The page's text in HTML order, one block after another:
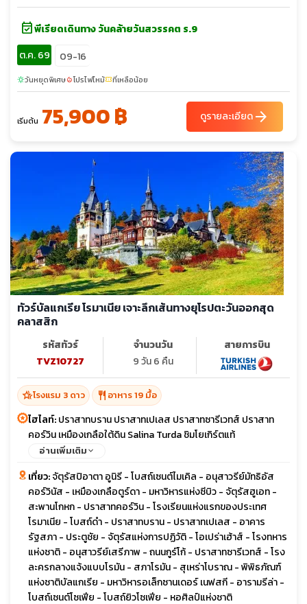
event_availableพีเรียดเดินทาง วันคล้ายวันสวรรคต ร.9
ต.ค. 69
09-16
sunnyวันหยุดพิเศษlocal_fire_departmentโปรไฟไหม้confirmation_numberที่เหลือน้อย
เริ่มต้น 75,900 ฿ ดูรายละเอียดarrow_forward
ทัวร์บัลแกเรีย โรมาเนีย เจาะลึกเส้นทางยุโรปตะวันออกสุด
คลาสสิก
รหัสทัวร์
TVZ10727
จำนวนวัน
9 วัน 6 คืน
สายการบิน
hotel_classโรงแรม 3 ดาว restaurant อาหาร 19 มื้อ
ไฮไลท์:ปราสาทบราน ปราสาทเปเลส ปราสาทซารีเวทส์ ปราสาท
คอร์วิน เหมืองเกลือใต้ดิน Salina Turda ชิมโยเกิร์ตแท้
อ่านเพิ่มเติม
เที่ยว:จัตุรัสปิอาตา อูนิรี - โบสถ์เซนต์ไมเคิล - อนุสาวรีย์มัทธิอัส
คอร์วินัส - เหมืองเกลือตูร์ดา - มหาวิหารแห่งซีบิว - จัตุรัสฮูเอท -
สะพานโกหก - ปราสาทคอร์วิน - โรงเรียนแห่งแรกของประเทศ
โรมาเนีย - โบสถ์ดำ - ปราสาทบราน - ปราสาทเปเลส - อาคาร
รัฐสภา - ประตูชัย - จัตุรัสแห่งการปฏิวัติ - โอเปร่าเฮ้าส์ - โรงทหาร
แห่งชาติ - อนุสาวรีย์เสรีภาพ - ถนนกูร์โก้ - ปราสาทซารีเวทส์ - โรง
ละครกลางแจ้งแบบโรมัน - สภาโรมัน - สุเหร่าโบราณ - พิพิธภัณฑ์
แห่งชาติบัลแกเรีย - มหาวิหารอเล็กซานเดอร์ เนฟสกี - อารามรีล่า -
โบสถ์เซนต์โซเฟีย - โบสถ์ยิวโซเฟีย - หอศิลป์แห่งชาติ